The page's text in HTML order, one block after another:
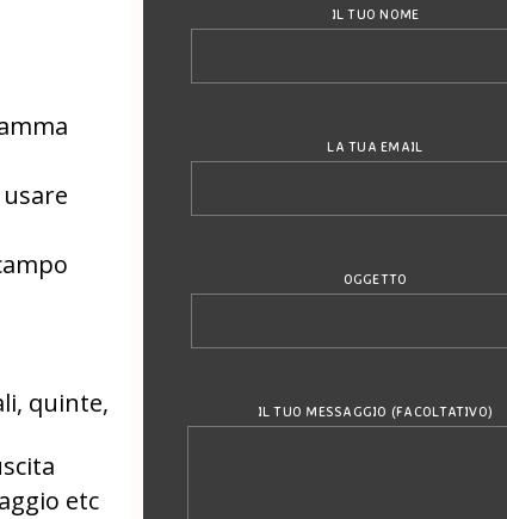
quinte,
etc
IL TUO NOME
LA TUA EMAIL
OGGETTO
IL TUO MESSAGGIO (FACOLTATIVO)